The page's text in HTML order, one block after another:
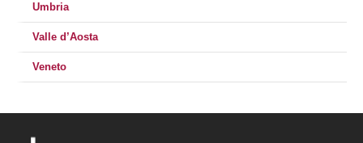
Umbria
Valle d’Aosta
Veneto